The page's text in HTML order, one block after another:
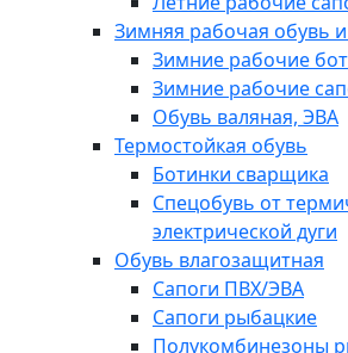
Зимняя рабочая обувь
Зимние рабочие
Зимние рабочие
Обувь валяная, ЭВА
Термостойкая обувь
Ботинки сварщика
Спецобувь от
электрической дуги
Обувь влагозащитная
Сапоги ПВХ/ЭВА
Сапоги рыбацкие
Полукомбинезоны